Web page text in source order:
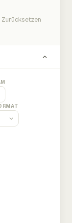
Zurücksetzen